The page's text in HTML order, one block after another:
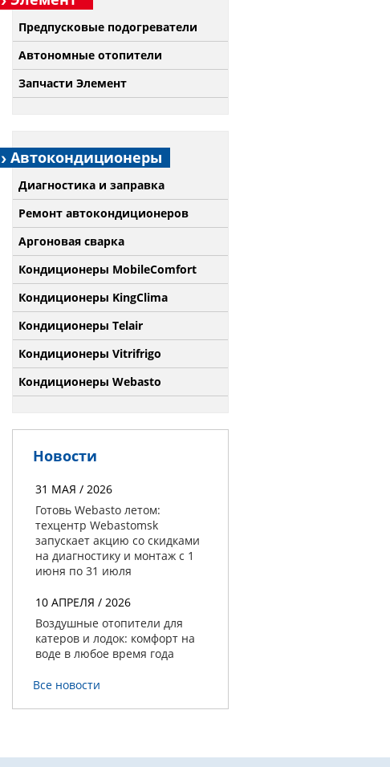
Предпусковые подогреватели
Автономные отопители
Запчасти Элемент
Автокондиционеры
Диагностика и заправка
Ремонт автокондиционеров
Аргоновая сварка
Кондиционеры MobileComfort
Кондиционеры KingClima
Кондиционеры Telair
Кондиционеры Vitrifrigo
Кондиционеры Webasto
Новости
31 МАЯ / 2026
Готовь Webasto летом:
техцентр Webastomsk
запускает акцию со скидками
на диагностику и монтаж с 1
июня по 31 июля
10 АПРЕЛЯ / 2026
Воздушные отопители для
катеров и лодок: комфорт на
воде в любое время года
Все новости